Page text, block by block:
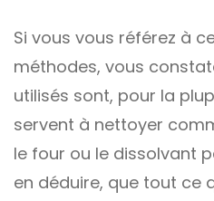
Si vous vous référez à
méthodes, vous
utilisés sont, pour la
servent à nettoyer
le four ou le dissolvant
en déduire, que tout ce